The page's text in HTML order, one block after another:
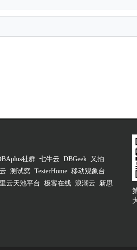
社群 七牛云 DBGeek
又拍
测试窝 TesterHome 移动观象台
云天池平台 极客在线 浪潮云
新思